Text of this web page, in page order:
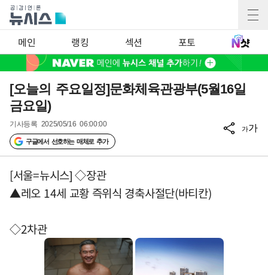
메인 랭킹 섹션 포토
[오늘의 주요일정]문화체육관광부(5월16일
금요일)
기사등록 2025/05/16 06:00:00
구글에서 선호하는 매체로 추가
가가
[서울=뉴시스] ◇장관
▲레오 14세 교황 즉위식 경축사절단(바티칸)
◇2차관